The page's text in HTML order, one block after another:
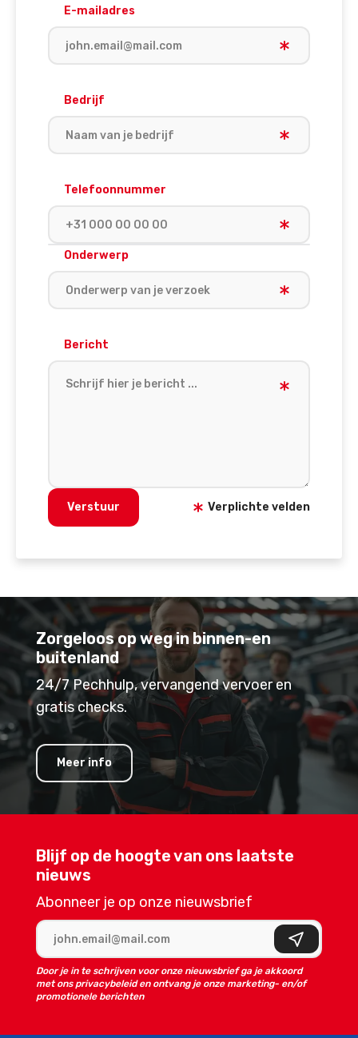
E-mailadres
Bedrijf
Telefoonnummer
Onderwerp
Bericht
Verstuur Verplichte velden
Blijf op de hoogte van ons laatste
nieuws
Abonneer je op onze nieuwsbrief
Aanmelden
Door je in te schrijven voor onze nieuwsbrief ga je akkoord
met ons privacybeleid en ontvang je onze marketing- en/of
promotionele berichten
Zorgeloos op weg in binnen-en
buitenland
24/7 Pechhulp, vervangend vervoer en
gratis checks.
Meer info